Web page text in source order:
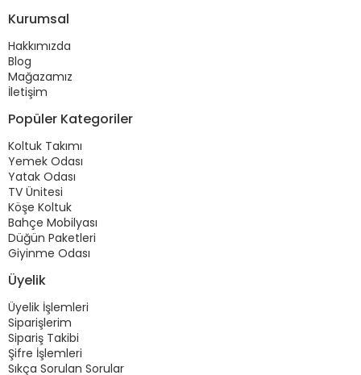
Kurumsal
Hakkımızda
Blog
Mağazamız
İletişim
Popüler Kategoriler
Koltuk Takımı
Yemek Odası
Yatak Odası
TV Ünitesi
Köşe Koltuk
Bahçe Mobilyası
Düğün Paketleri
Giyinme Odası
Üyelik
Üyelik İşlemleri
Siparişlerim
Sipariş Takibi
Şifre İşlemleri
Sıkça Sorulan Sorular